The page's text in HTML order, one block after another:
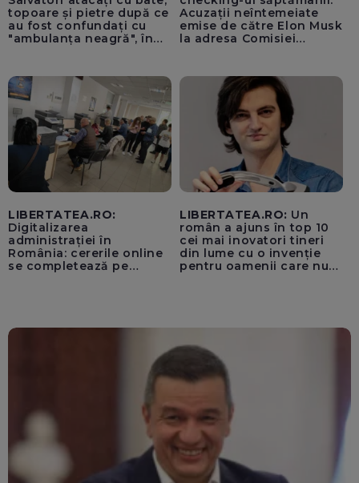
topoare și pietre după ce
au fost confundați cu
"ambulanța neagră", în
Acuzații neîntemeiate
emise de către Elon Musk
la adresa Comisiei
pentru instaurarea
„cenzurii” pe platforma X
LIBERTATEA.RO:
Digitalizarea
administrației în
România: cererile online
se completează pe
LIBERTATEA.RO: Un
român a ajuns în top 10
cei mai inovatori tineri
din lume cu o invenție
pentru oamenii care nu